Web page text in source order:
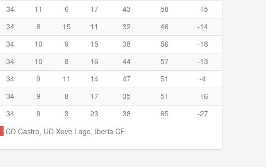
34 11 6 17 43 58
-15
34 8 15 11 32 46
-14
34 10 9 15 38 56
-18
34 10 8 16 44 57
-13
34 9 11 14 47 51
-4
34 9 8 17 35 51
-16
34 8 3 23 38 65
-27
CD Castro, UD Xove Lago, Iberia CF